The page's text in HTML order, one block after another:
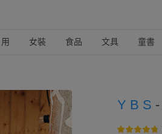
女裝 食品 文具 童書
Y B S -